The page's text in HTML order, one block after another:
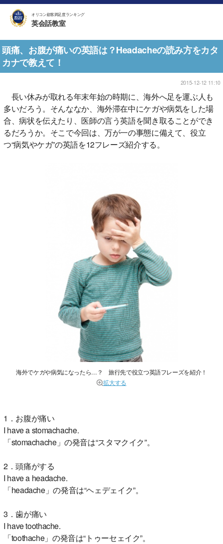
オリコン顧客満足度ランキング
英会話教室
頭痛、お腹が痛いの英語は？Headacheの読み方をカタ
カナで教えて！
2015-12-12 11:10
長い休みが取れる年末年始の時期に、海外へ足を運ぶ人も
多いだろう。そんななか、海外滞在中にケガや病気をした場
合、病状を伝えたり、医師の言う英語を聞き取ることができ
るだろうか。そこで今回は、万が一の事態に備えて、役立
つ“病気やケガ”の英語を12フレーズ紹介する。
海外でケガや病気になったら…？ 旅行先で役立つ英語フレーズを紹介！
拡大する
1．お腹が痛い
I have a stomachache.
「stomachache」の発音は“スタマクイク”。
2．頭痛がする
I have a headache.
「headache」の発音は“ヘェデェイク”。
3．歯が痛い
I have toothache.
「toothache」の発音は“トゥーセェイク”。